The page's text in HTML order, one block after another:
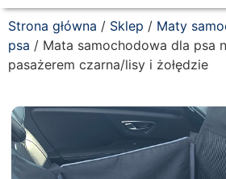
Strona główna / Sklep / Maty
psa / Mata samochodowa dla psa
pasażerem czarna/lisy i żołędzie